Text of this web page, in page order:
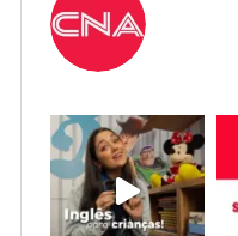
tudo!